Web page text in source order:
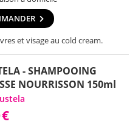
et visage au cold cream.
- SHAMPOOING
NOURRISSON 150ml
€